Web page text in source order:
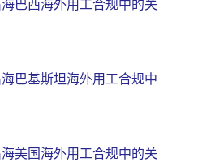
巴西海外用工合规中的关
巴基斯坦海外用工合规中
美国海外用工合规中的关